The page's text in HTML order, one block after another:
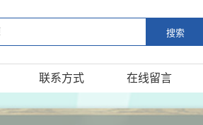
联系方式 在线留言